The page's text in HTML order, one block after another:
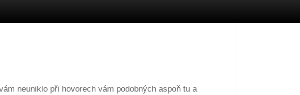
neuniklo při hovorech vám podobných aspoň tu a